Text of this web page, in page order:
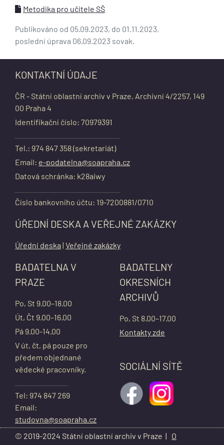
Metodika pro učitele SŠ
Publikováno od 05.09.2023, do 01.11.2023,
poslední úprava 06.09.2023 sovak.
KONTAKTNÍ ÚDAJE
ČR - Státní oblastní archiv v Praze, Archivní 4/2257, 149
00 Praha 4
Identifikační číslo: 70979391
Tel.: 974 847 358 (sekretariát)
Email: e-podatelna@soapraha.cz
Datová schránka: k28aiwy
Číslo bankovního účtu: 19-7200881/0710
ÚŘEDNÍ DESKA A VEŘEJNÉ ZAKÁZKY
Úřední deska | Veřejné zakázky
BADATELNA V
PRAZE
Po, St 9.00–18.00
Út, Čt 9.00–16.00
Pá 9.00-14.00
V út, čt, pá pouze pro
předem objednané
vědecké pracovníky.
Tel: 974 847 269
Email:
studovna@soapraha.cz
BADATELNY
OKRESNÍCH
ARCHIVŮ
Po, St 8.00–17.00
Kontakty zde
SOCIÁLNÍ SÍTĚ
© 2019-2024 Státní oblastní archiv v Praze | O